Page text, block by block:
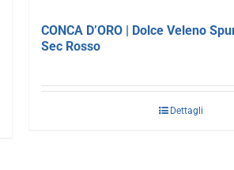
CONCA D’ORO | Dolce Veleno
Sec Rosso
Dettagli